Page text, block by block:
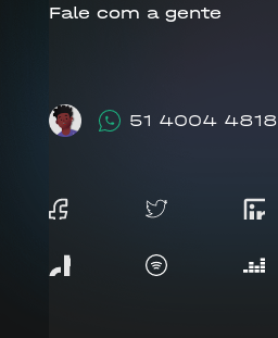
Fale com a gente
51 4004 4818